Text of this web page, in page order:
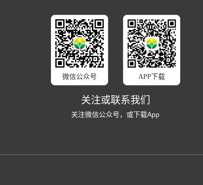
微信公众号 APP下载
关注或联系我们
关注微信公众号，或下载App